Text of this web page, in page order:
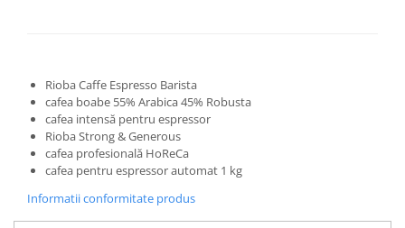
Rioba Caffe Espresso Barista
cafea boabe 55% Arabica 45% Robusta
cafea intensă pentru espressor
Rioba Strong & Generous
cafea profesională HoReCa
cafea pentru espressor automat 1 kg
Informatii conformitate produs